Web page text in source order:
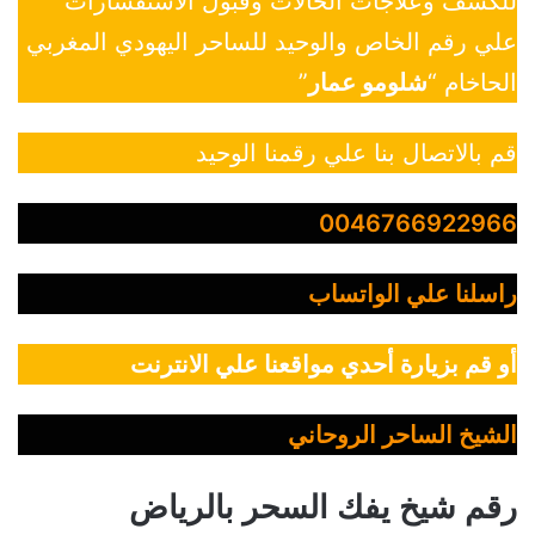
علي رقم الخاص والوحيد للساحر اليهودي المغربي
الحاخام “شلومو عمار ”
قم بالاتصال بنا علي رقمنا الوحيد
0046766922966
راسلنا علي الواتساب
أو قم بزيارة أحدي مواقعنا علي الانترنت
الشيخ الساحر الروحاني
رقم شيخ يفك السحر بالرياض